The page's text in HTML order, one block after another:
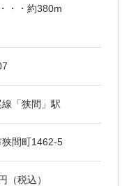
「狭間」駅
狭間町1462-5
（税込）